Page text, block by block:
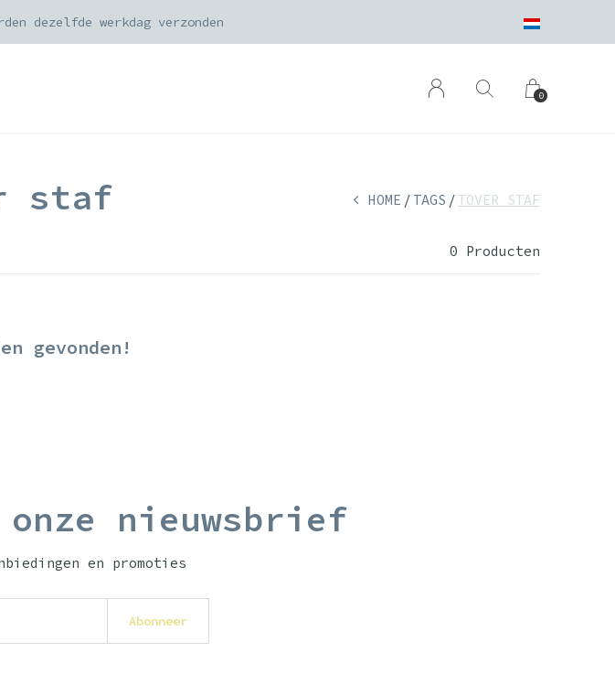
0
dezelfde werkdag verzonden
staf HOME TAGS TOVER STAF
0 Producten
gevonden!
nieuwsbrief
en promoties
Abonneer